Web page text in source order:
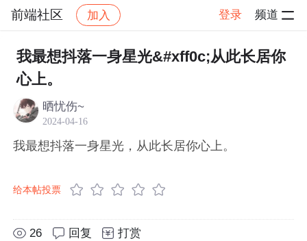
前端社区 加入 登录 频道
社区 前端社区 感慨 帖子详情
我最想抖落一身星光&#xff0c;从此长居你
心上。
晒忧伤~
2024-04-16
我最想抖落一身星光，从此长居你心上。
给本帖投票
26 回复 打赏